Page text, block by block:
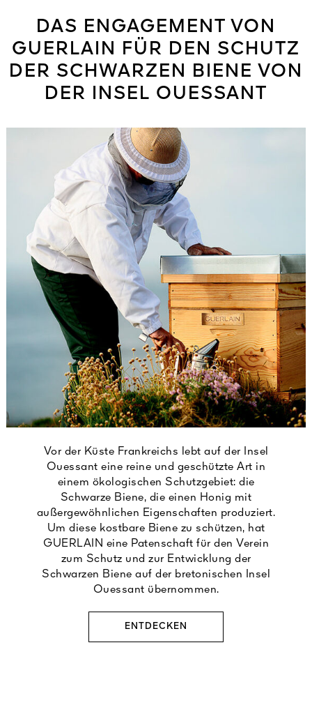
DAS ENGAGEMENT VON
GUERLAIN FÜR DEN SCHUTZ
DER SCHWARZEN BIENE VON
DER INSEL OUESSANT
Vor der Küste Frankreichs lebt auf der Insel
Ouessant eine reine und geschützte Art in
einem ökologischen Schutzgebiet: die
Schwarze Biene, die einen Honig mit
außergewöhnlichen Eigenschaften produziert.
Um diese kostbare Biene zu schützen, hat
GUERLAIN eine Patenschaft für den Verein
zum Schutz und zur Entwicklung der
Schwarzen Biene auf der bretonischen Insel
Ouessant übernommen.
ENTDECKEN